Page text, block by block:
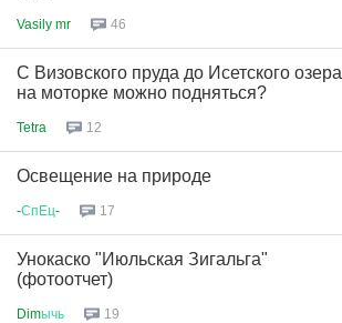
Vasily mr 46
С Визовского пруда до Исетского озера
на моторке можно подняться?
Tetra 12
Освещение на природе
-СпЕц- 17
Унокаско "Июльская Зигальга"
(фотоотчет)
Dimычь 19